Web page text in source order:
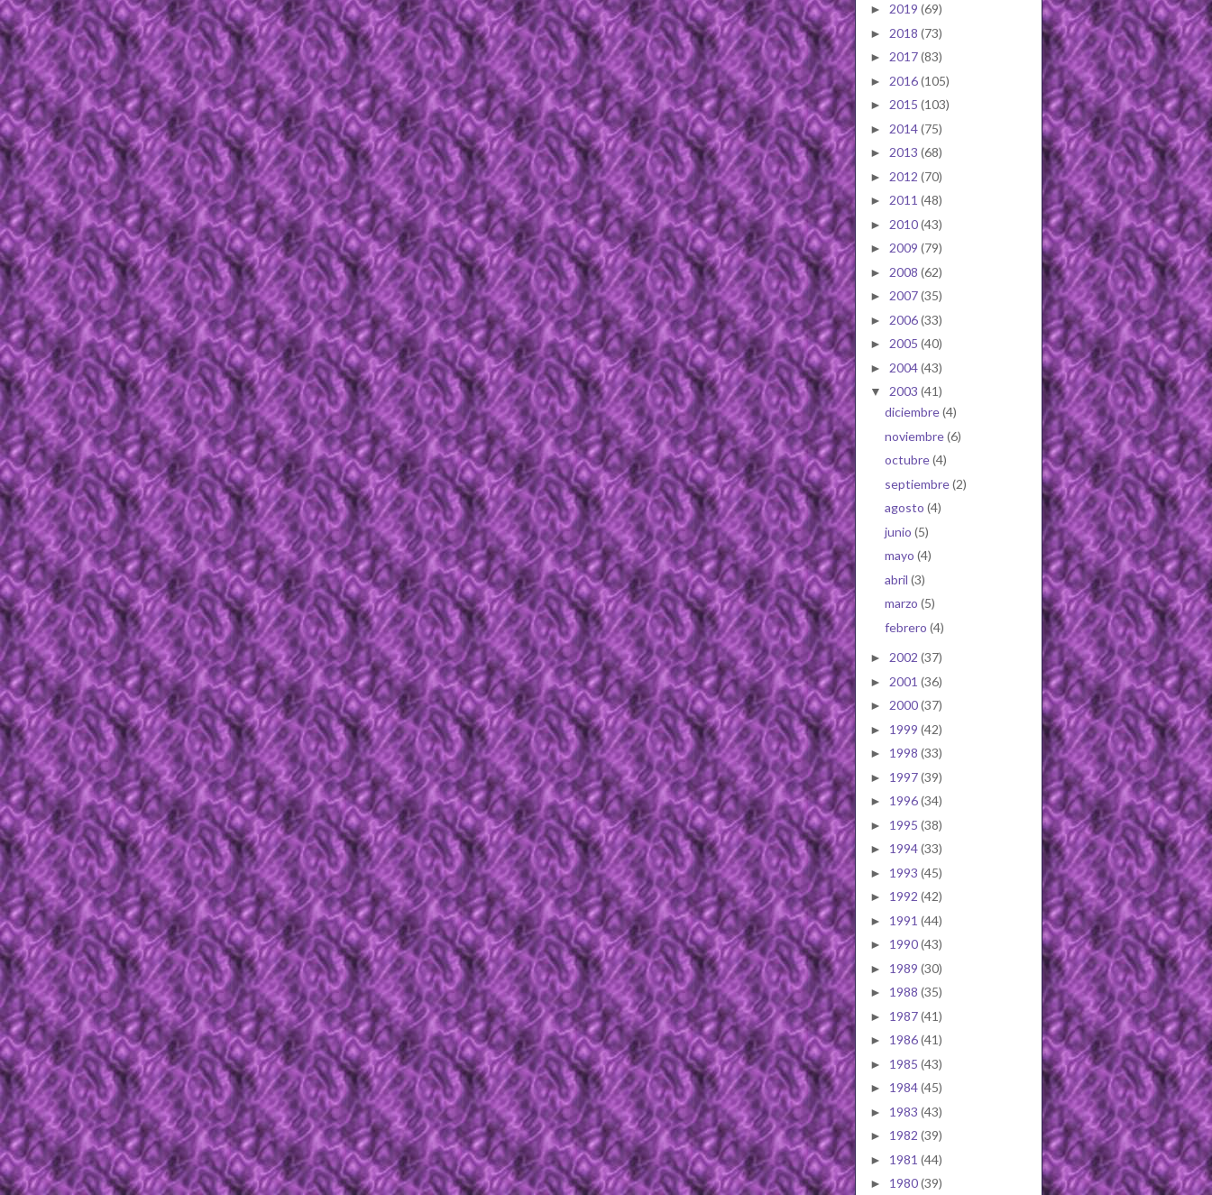
► 2019 (69)
► 2018 (73)
► 2017(83)
► 2016(105)
► 2015 (103)
► 2014(75)
► 2013 (68)
► 2012 (70)
► 2011 (48)
► 2010(43)
► 2009 (79)
► 2008 (62)
► 2007(35)
► 2006(33)
► 2005 (40)
► 2004(43)
▼ 2003 (41)
diciembre(4)
noviembre(6)
octubre(4)
septiembre(2)
agosto (4)
junio (5)
mayo (4)
abril (3)
marzo (5)
febrero (4)
► 2002 (37)
► 2001 (36)
► 2000(37)
► 1999 (42)
► 1998 (33)
► 1997(39)
► 1996(34)
► 1995 (38)
► 1994(33)
► 1993 (45)
► 1992 (42)
► 1991 (44)
► 1990(43)
► 1989 (30)
► 1988 (35)
► 1987(41)
► 1986(41)
► 1985 (43)
► 1984(45)
► 1983 (43)
► 1982 (39)
► 1981 (44)
► 1980(39)